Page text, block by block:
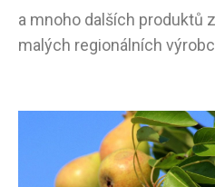
a mnoho dalších produktů
malých regionálních